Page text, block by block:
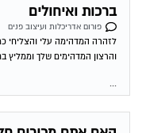
ברכות ואיחולים
פורום אדריכלות ועיצוב פנים
לזהרה המדהימה עלי והצליחי
והרצון המדהימים שלך
...